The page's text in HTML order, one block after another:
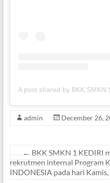
admin December 26,
← BKK SMKN 1 KEDIRI
rekrutmen internal Program
INDONESIA pada hari